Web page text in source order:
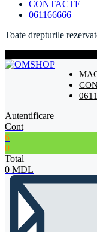
CONTACTE
061166666
Toate drepturile
Autentificare
Cont
6
0
Total
0 MDL